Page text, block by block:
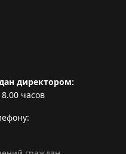
директором:
часов